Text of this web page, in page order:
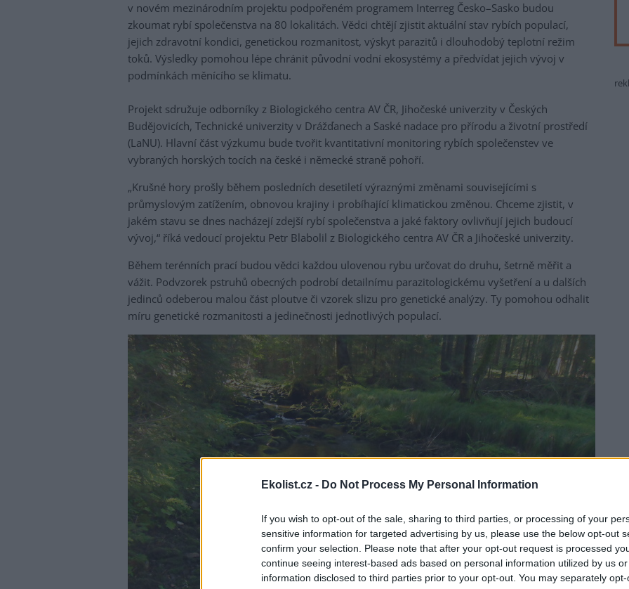
Ekolist.cz - Do Not Process My Personal Information
If you wish to opt-out of the sale, sharing to third parties, or processing of your
sensitive information for targeted advertising by us, please use the below opt-out
confirm your selection. Please note that after your opt-out request is processed
continue seeing interest-based ads based on personal information utilized by us
information disclosed to third parties prior to your opt-out. You may separately
v novém mezinárodním projektu podpořeném programem Interreg Česko–Sasko budou
zkoumat rybí společenstva na 80 lokalitách. Vědci chtějí zjistit aktuální stav rybích populací,
jejich zdravotní kondici, genetickou rozmanitost, výskyt parazitů i dlouhodobý teplotní režim
toků. Výsledky pomohou lépe chránit původní vodní ekosystémy a předvídat jejich vývoj v
podmínkách měnícího se klimatu.
Projekt sdružuje odborníky z Biologického centra AV ČR, Jihočeské univerzity v Českých
Budějovicích, Technické univerzity v Drážďanech a Saské nadace pro přírodu a životní prostředí
(LaNU). Hlavní část výzkumu bude tvořit kvantitativní monitoring rybích společenstev ve
vybraných horských tocích na české i německé straně pohoří.
„Krušné hory prošly během posledních desetiletí výraznými změnami souvisejícími s
průmyslovým zatížením, obnovou krajiny i probíhající klimatickou změnou. Chceme zjistit, v
jakém stavu se dnes nacházejí zdejší rybí společenstva a jaké faktory ovlivňují jejich budoucí
vývoj,“ říká vedoucí projektu Petr Blabolil z Biologického centra AV ČR a Jihočeské univerzity.
Během terénních prací budou vědci každou ulovenou rybu určovat do druhu, šetrně měřit a
vážit. Podvzorek pstruhů obecných podrobí detailnímu parazitologickému vyšetření a u dalších
jedinců odeberou malou část ploutve či vzorek slizu pro genetické analýzy. Ty pomohou odhalit
míru genetické rozmanitosti a jedinečnosti jednotlivých populací.